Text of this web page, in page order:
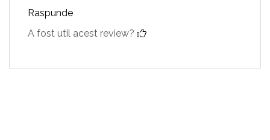
Raspunde
A fost util acest review?